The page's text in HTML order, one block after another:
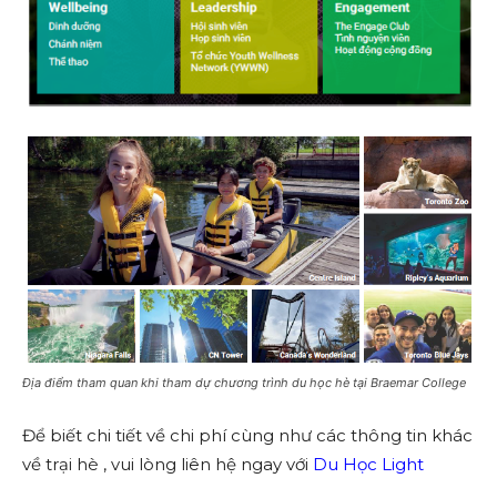
Địa điểm tham quan khi tham dự chương trình du học hè tại Braemar College
Để biết chi tiết về chi phí cùng như các thông tin khác
về trại hè , vui lòng liên hệ ngay với Du Học Light